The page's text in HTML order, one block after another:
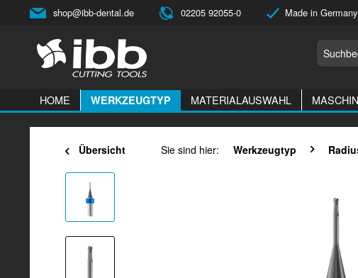
shop@ibb-dental.de 02205 92055-0 Made in Germany
HOME WERKZEUGTYP MATERIALAUSWAHL
Übersicht Sie sind hier: Werkzeugtyp